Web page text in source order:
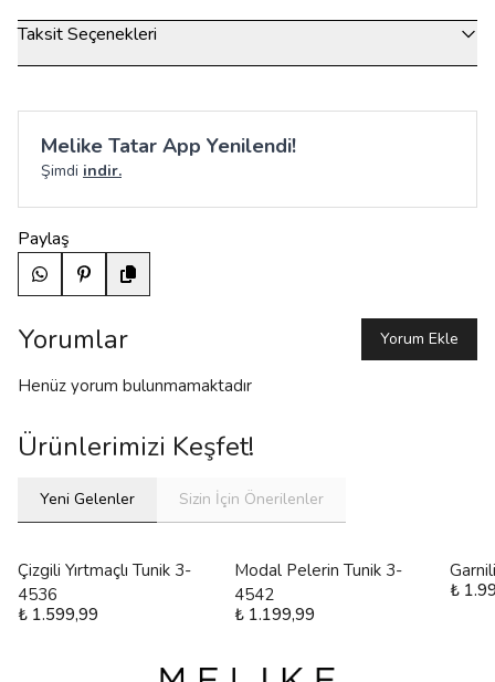
Taksit Seçenekleri
Melike Tatar App Yenilendi!
Şimdi indir.
Paylaş
Yorumlar Yorum Ekle
Henüz yorum bulunmamaktadır
Ürünlerimizi Keşfet!
Yeni Gelenler Sizin İçin Önerilenler
Çizgili Yırtmaçlı Tunik 3-
4536
₺ 1.599,99
Modal Pelerin Tunik 3-
4542
₺ 1.199,99
₺